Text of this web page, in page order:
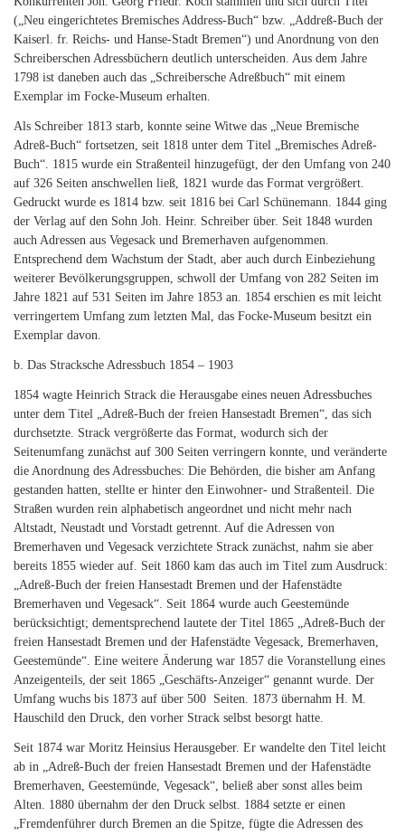
(„Neu eingerichtetes Bremisches Address-Buch“ bzw. „Addreß-Buch der
Kaiserl. fr. Reichs- und Hanse-Stadt Bremen“) und Anordnung von den
Schreiberschen Adressbüchern deutlich unterscheiden. Aus dem Jahre
1798 ist daneben auch das „Schreibersche Adreßbuch“ mit einem
Exemplar im Focke-Museum erhalten.
Als Schreiber 1813 starb, konnte seine Witwe das „Neue Bremische
Adreß-Buch“ fortsetzen, seit 1818 unter dem Titel „Bremisches Adreß-
Buch“. 1815 wurde ein Straßenteil hinzugefügt, der den Umfang von 240
auf 326 Seiten anschwellen ließ, 1821 wurde das Format vergrößert.
Gedruckt wurde es 1814 bzw. seit 1816 bei Carl Schünemann. 1844 ging
der Verlag auf den Sohn Joh. Heinr. Schreiber über. Seit 1848 wurden
auch Adressen aus Vegesack und Bremerhaven aufgenommen.
Entsprechend dem Wachstum der Stadt, aber auch durch Einbeziehung
weiterer Bevölkerungs­gruppen, schwoll der Umfang von 282 Seiten im
Jahre 1821 auf 531 Seiten im Jahre 1853 an. 1854 erschien es mit leicht
verringertem Umfang zum letzten Mal, das Focke-Museum besitzt ein
Exemplar davon.
b. Das Stracksche Adressbuch 1854 – 1903
1854 wagte Heinrich Strack die Herausgabe eines neuen Adressbuches
unter dem Titel „Adreß-Buch der freien Hansestadt Bremen“, das sich
durchsetzte. Strack vergrößerte das Format, wodurch sich der
Seitenumfang zunächst auf 300 Seiten verringern konnte, und veränderte
die Anordnung des Adressbuches: Die Behörden, die bisher am Anfang
gestanden hatten, stellte er hinter den Einwohner- und Straßenteil. Die
Straßen wurden rein alphabetisch angeordnet und nicht mehr nach
Altstadt, Neustadt und Vorstadt getrennt. Auf die Adressen von
Bremerhaven und Vegesack verzichtete Strack zunächst, nahm sie aber
bereits 1855 wieder auf. Seit 1860 kam das auch im Titel zum Ausdruck:
„Adreß-Buch der freien Hansestadt Bremen und der Hafenstädte
Bremerhaven und Vegesack“. Seit 1864 wurde auch Geestemünde
berücksichtigt; dementsprechend lautete der Titel 1865 „Adreß-Buch der
freien Hansestadt Bremen und der Hafenstädte Vegesack, Bremerhaven,
Geestemünde“. Eine weitere Änderung war 1857 die Voranstellung eines
Anzeigenteils, der seit 1865 „Geschäfts-Anzeiger“ genannt wurde. Der
Umfang wuchs bis 1873 auf über 500 Seiten. 1873 übernahm H. M.
Hauschild den Druck, den vorher Strack selbst besorgt hatte.
Seit 1874 war Moritz Heinsius Herausgeber. Er wandelte den Titel leicht
ab in „Adreß-Buch der freien Hansestadt Bremen und der Hafenstädte
Bremerhaven, Geestemünde, Vegesack“, beließ aber sonst alles beim
Alten. 1880 übernahm der den Druck selbst. 1884 setzte er einen
„Fremdenführer durch Bremen an die Spitze, fügte die Adressen des